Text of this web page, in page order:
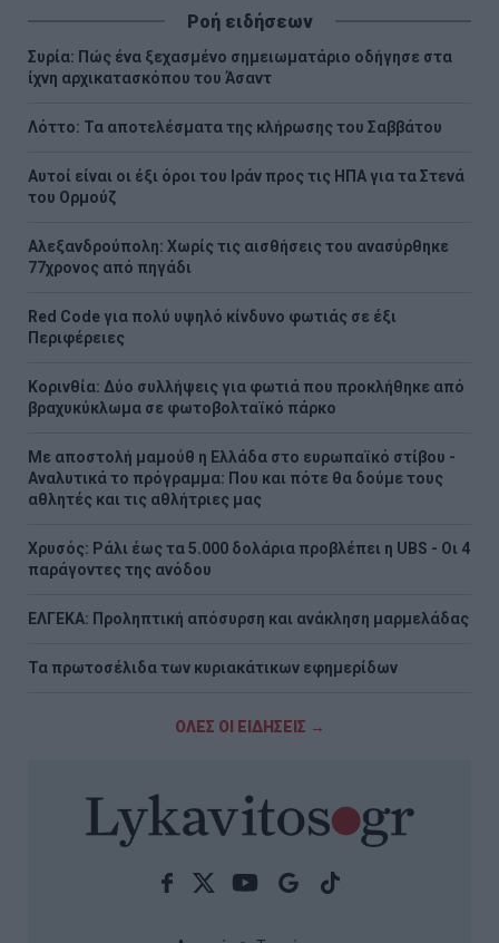
Ροή ειδήσεων
Συρία: Πώς ένα ξεχασμένο σημειωματάριο οδήγησε στα
ίχνη αρχικατασκόπου του Άσαντ
Λόττο: Τα αποτελέσματα της κλήρωσης του Σαββάτου
Αυτοί είναι οι έξι όροι του Ιράν προς τις ΗΠΑ για τα Στενά
του Ορμούζ
Αλεξανδρούπολη: Χωρίς τις αισθήσεις του ανασύρθηκε
77χρονος από πηγάδι
Red Code για πολύ υψηλό κίνδυνο φωτιάς σε έξι
Περιφέρειες
Κορινθία: Δύο συλλήψεις για φωτιά που προκλήθηκε από
βραχυκύκλωμα σε φωτοβολταϊκό πάρκο
Με αποστολή μαμούθ η Ελλάδα στο ευρωπαϊκό στίβου -
Αναλυτικά το πρόγραμμα: Που και πότε θα δούμε τους
αθλητές και τις αθλήτριες μας
Χρυσός: Ράλι έως τα 5.000 δολάρια προβλέπει η UBS - Οι 4
παράγοντες της ανόδου
ΕΛΓΕΚΑ: Προληπτική απόσυρση και ανάκληση μαρμελάδας
Τα πρωτοσέλιδα των κυριακάτικων εφημερίδων
ΟΛΕΣ ΟΙ ΕΙΔΗΣΕΙΣ →